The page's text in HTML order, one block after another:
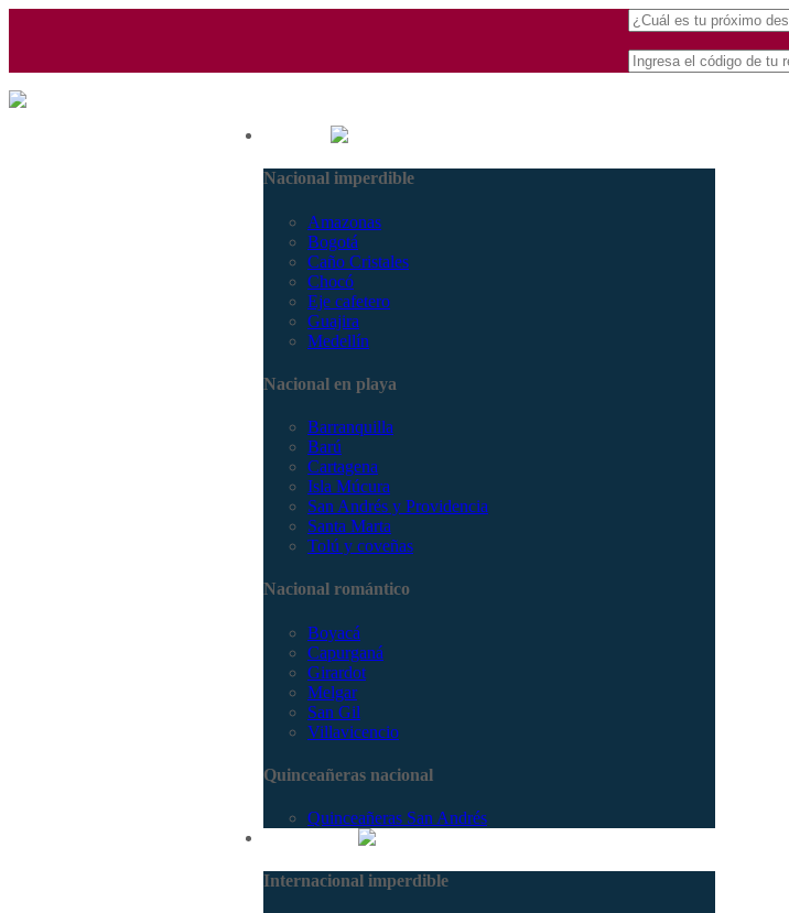
Nacional imperdible
Amazonas
Bogotá
Caño Cristales
Chocó
Eje cafetero
Guajira
Medellín
Nacional en playa
Barranquilla
Barú
Cartagena
Isla Múcura
San Andrés y Providencia
Santa Marta
Tolú y coveñas
Nacional romántico
Boyacá
Capurganá
Girardot
Melgar
San Gil
Villavicencio
Quinceañeras nacional
Quinceañeras San Andrés
Internacional imperdible